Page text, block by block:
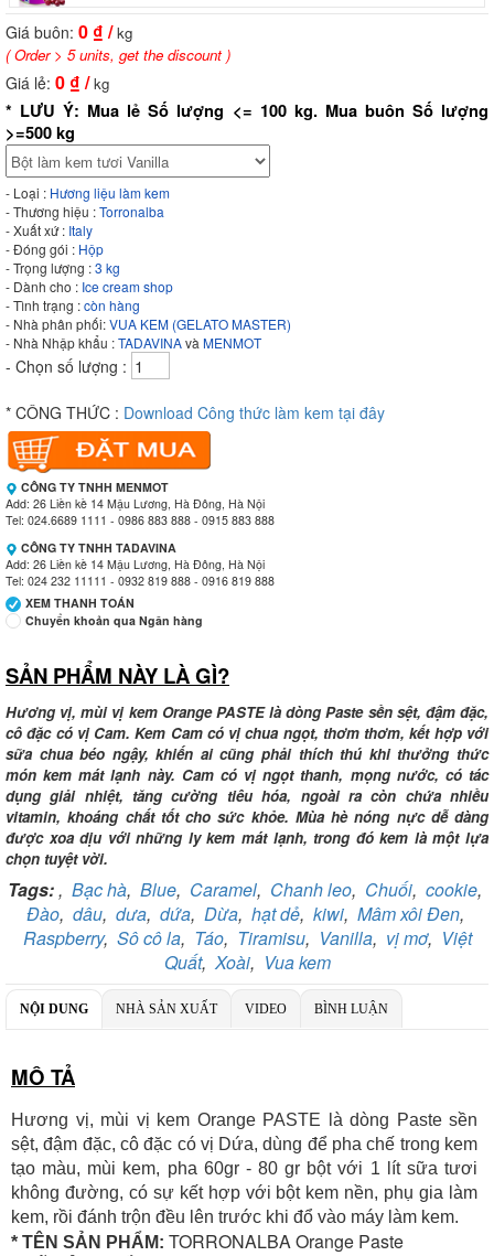
Giá buôn: 0 ₫ / kg
( Order > 5 units, get the discount )
Giá lẻ: 0 ₫ /kg
* LƯU Ý: Mua lẻ Số lượng <= 100 kg. Mua buôn Số lượng
>=500 kg
- Loại : Hương liệu làm kem
- Thương hiệu :Torronalba
- Xuất xứ : Italy
- Đóng gói : Hộp
- Trọng lượng :3 kg
- Dành cho : Ice cream shop
- Tình trạng :còn hàng
- Nhà phân phối:VUA KEM (GELATO MASTER)
- Nhà Nhập khẩu :TADAVINAvà MENMOT
- Chọn số lượng :
* CÔNG THỨC : Download Công thức làm kem tại đây
CÔNG TY TNHH MENMOT
Add: 26 Liền kề 14 Mậu Lương, Hà Đông, Hà Nội
Tel: 024.6689 1111 - 0986 883 888 - 0915 883 888
CÔNG TY TNHH TADAVINA
Add: 26 Liền kề 14 Mậu Lương, Hà Đông, Hà Nội
Tel: 024 232 11111 - 0932 819 888 - 0916 819 888
XEM THANH TOÁN
Chuyển khoản qua Ngân hàng
Ngân hàng Ngoại thương Việt Nam
Chi nhánh:
Chủ TK:
CÔNG TY TNHH MENMOT
Số TK:
069 1000 811 888
Ngân hàng Ngoại thương Việt Nam
Chi nhánh:
Vietcombank Tây Hà Nội
Chủ TK:
CÔNG TY TNHH TADAVINA
Số TK:
069 1000 886 001
Chi nhánh:
Chi nhánh VBbank Hà Nội
Chủ TK:
Nguyễn Văn Tuấn
Số TK:
222 899 001
Ngân hàng Ngoại thương Việt Nam
Nguyễn Văn Tuấn
Số TK:
1986 883 888
SẢN PHẨM NÀY LÀ GÌ?
Hương vị, mùi vị kem Orange PASTE là dòng Paste sền sệt, đậm đặc,
cô đặc có vị Cam. Kem Cam có vị chua ngọt, thơm thơm, kết hợp với
sữa chua béo ngậy, khiến ai cũng phải thích thú khi thưởng thức
món kem mát lạnh này. Cam có vị ngọt thanh, mọng nước, có tác
dụng giải nhiệt, tăng cường tiêu hóa, ngoài ra còn chứa nhiều
vitamin, khoáng chất tốt cho sức khỏe. Mùa hè nóng nực dễ dàng
được xoa dịu với những ly kem mát lạnh, trong đó kem là một lựa
chọn tuyệt vời.
Tags:, Bạc hà, Blue, Caramel, Chanh leo, Chuối, cookie,
Đào, dâu, dưa, dứa, Dừa, hạt dẻ, kiwi, Mâm xôi Đen,
Raspberry, Sô cô la, Táo, Tiramisu, Vanilla, vị mơ, Việt
Quất,Xoài, Vua kem
NỘI DUNG NHÀ SẢN XUẤT VIDEO BÌNH LUẬN
MÔ TẢ
Hương vị, mùi vị kem Orange PASTE là dòng Paste sền
sệt, đậm đặc, cô đặc có vị Dứa, dùng để pha chế trong kem
tạo màu, mùi kem, pha 60gr - 80 gr bột với 1 lít sữa tươi
không đường, có sự kết hợp với bột kem nền, phụ gia làm
kem, rồi đánh trộn đều lên trước khi đổ vào máy làm kem.
* TÊN SẢN PHẨM: TORRONALBA Orange Paste